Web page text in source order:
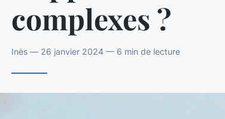
complexes ?
Inès — 26 janvier 2024 — 6 min de lecture